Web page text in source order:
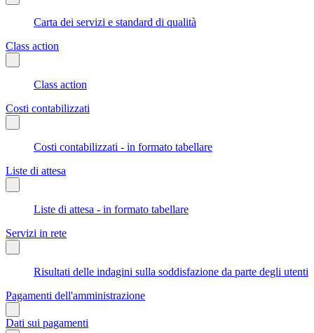
Carta dei servizi e standard di qualità
Class action
Class action
Costi contabilizzati
Costi contabilizzati - in formato tabellare
Liste di attesa
Liste di attesa - in formato tabellare
Servizi in rete
Risultati delle indagini sulla soddisfazione da parte degli utenti
Pagamenti dell'amministrazione
Dati sui pagamenti